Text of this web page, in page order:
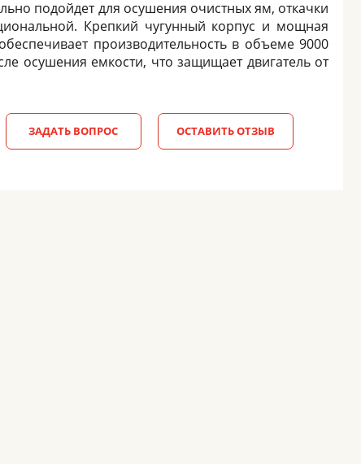
подойдет для осушения очистных ям, откачки
Крепкий чугунный корпус и мощная
производительность в объеме 9000
осушения емкости, что защищает двигатель от
ЗАДАТЬ ВОПРОС ОСТАВИТЬ ОТЗЫВ